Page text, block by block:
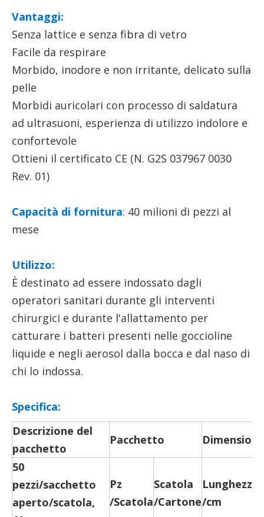
Vantaggi:
Senza lattice e senza fibra di vetro
Facile da respirare
Morbido, inodore e non irritante, delicato sulla
pelle
Morbidi auricolari con processo di saldatura
ad ultrasuoni, esperienza di utilizzo indolore e
confortevole
Ottieni il certificato CE (N. G2S 037967 0030
Rev. 01)
Capacità di fornitura: 40 milioni di pezzi al
mese
Utilizzo:
È destinato ad essere indossato dagli
operatori sanitari durante gli interventi
chirurgici e durante l'allattamento per
catturare i batteri presenti nelle goccioline
liquide e negli aerosol dalla bocca e dal naso di
chi lo indossa.
Specifica:
Descrizione del
pacchetto
Pacchetto
50
pezzi/sacchetto
aperto/scatola,
Pz
/Scatola
Scatola
/Cartone
Lunghezza
/cm